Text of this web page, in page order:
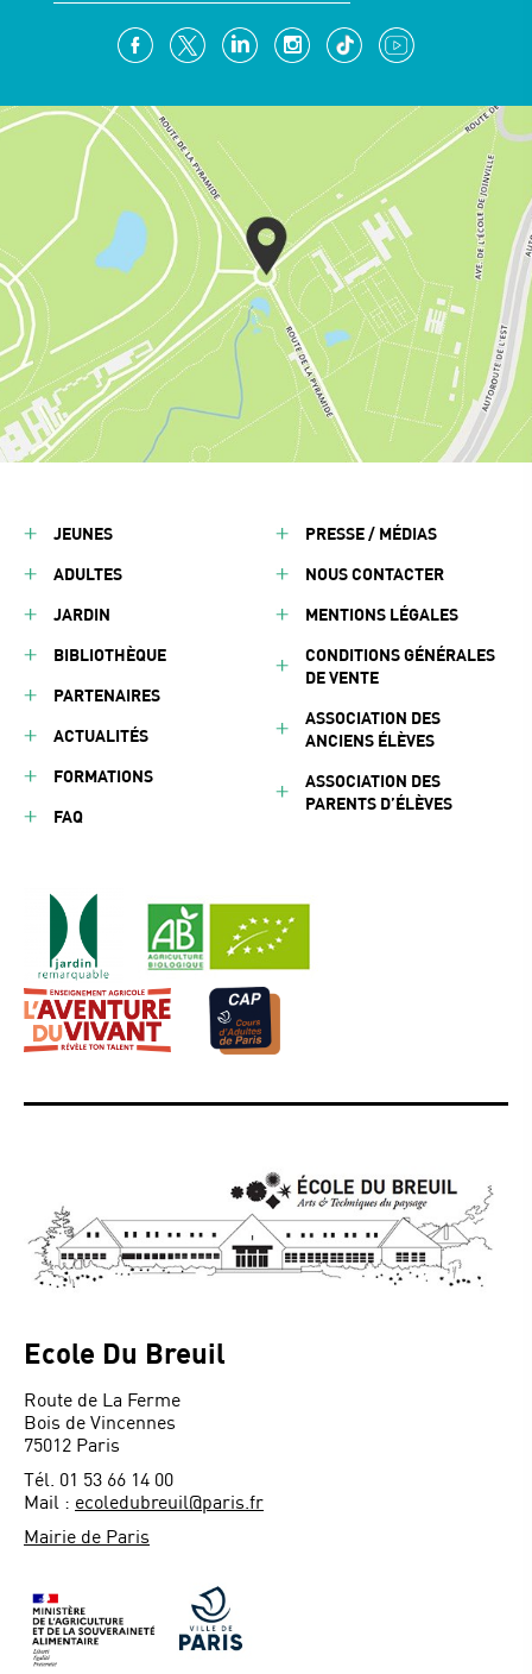
JEUNES
ADULTES
JARDIN
BIBLIOTHÈQUE
PARTENAIRES
ACTUALITÉS
FORMATIONS
FAQ
PRESSE / MÉDIAS
NOUS CONTACTER
MENTIONS LÉGALES
CONDITIONS GÉNÉRALES
DE VENTE
ASSOCIATION DES
ANCIENS ÉLÈVES
ASSOCIATION DES
PARENTS D’ÉLÈVES
Ecole Du Breuil
Route de La Ferme
Bois de Vincennes
75012 Paris
Tél. 01 53 66 14 00
Mail : ecoledubreuil@paris.fr
Mairie de Paris